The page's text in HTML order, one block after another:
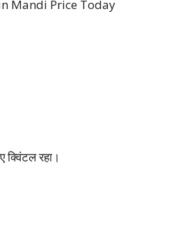
Mandi Price Today
रहा।